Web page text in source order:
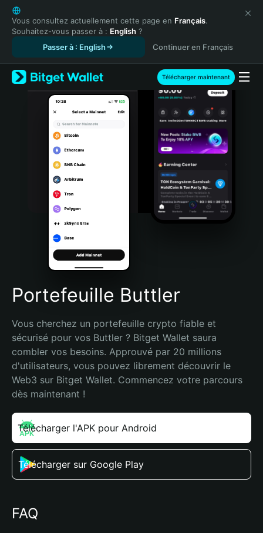
English
日本語
Tiếng Việt
Español (Latinoamérica)
Türkçe
Italiano
Português (Portugal)
Bahasa Indonesia
Português (Brasil)
Español (Argentina)
Vous consultez actuellement cette page en Français.
Souhaitez-vous passer à : English ?
Passer à : English
Continuer en Français
Télécharger maintenant
Portefeuille Buttler
Vous cherchez un portefeuille crypto fiable et
sécurisé pour vos Buttler ? Bitget Wallet saura
combler vos besoins. Approuvé par 20 millions
d'utilisateurs, vous pouvez librement découvrir le
Web3 sur Bitget Wallet. Commencez votre parcours
dès maintenant !
Télécharger l'APK pour Android
Télécharger sur Google Play
FAQ